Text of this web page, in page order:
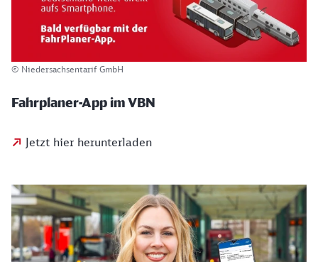
© Niedersachsentarif GmbH
Fahrplaner-App im VBN
Jetzt hier herunterladen